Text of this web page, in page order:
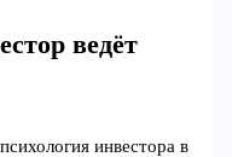
ведёт
инвестора в